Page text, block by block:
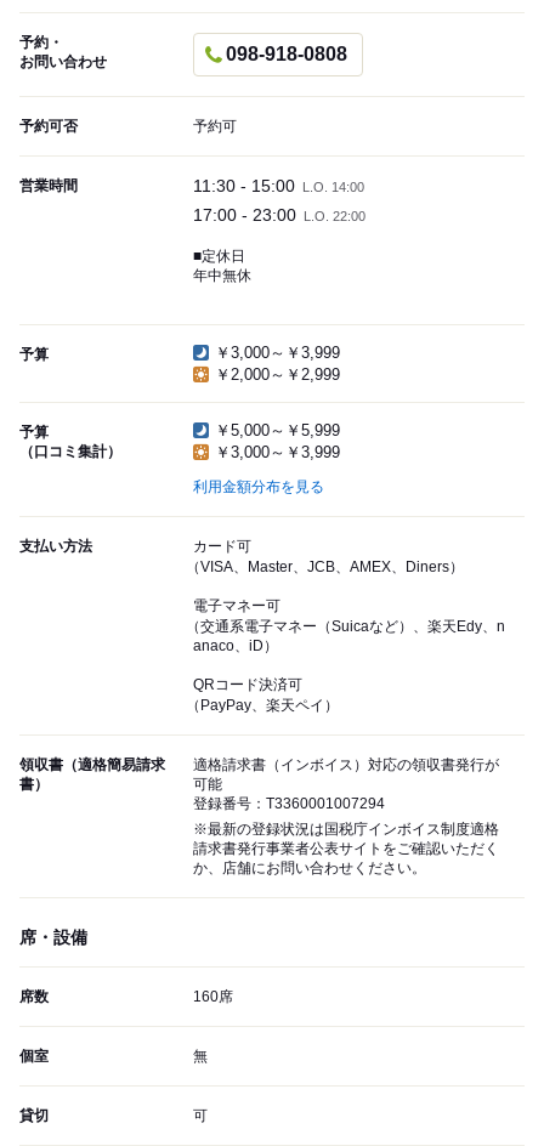
予約・
お問い合わせ
098-918-0808
予約可否 予約可
営業時間 11:30 - 15:00 L.O. 14:00
17:00 - 23:00 L.O. 22:00
■定休日
年中無休
予算
￥3,000～￥3,999
￥2,000～￥2,999
予算
（口コミ集計）
￥5,000～￥5,999
￥3,000～￥3,999
利用金額分布を見る
支払い方法
カード可
（VISA、Master、JCB、AMEX、Diners）
電子マネー可
（交通系電子マネー（Suicaなど）、楽天Edy、n
anaco、iD）
QRコード決済可
（PayPay、楽天ペイ）
領収書（適格簡易請求
書）
適格請求書（インボイス）対応の領収書発行が
可能
登録番号：T3360001007294
※最新の登録状況は国税庁インボイス制度適格
請求書発行事業者公表サイトをご確認いただく
か、店舗にお問い合わせください。
席・設備
席数 160席
個室 無
貸切 可